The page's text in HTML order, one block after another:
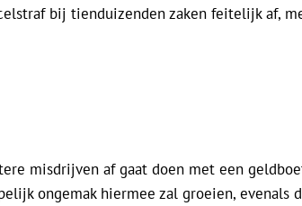
bij tienduizenden zaken feitelijk af,
misdrijven af gaat doen met een
ongemak hiermee zal groeien, evenals